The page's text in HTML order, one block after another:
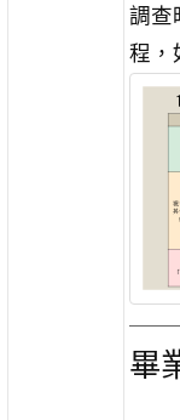
調查
程，
畢